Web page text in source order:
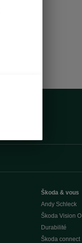
Škoda & vous
Andy Schleck
Škoda Vision O
Durabilité
Škoda connect